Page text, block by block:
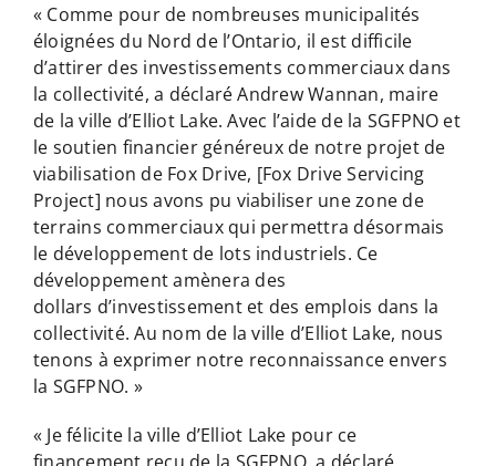
« Comme pour de nombreuses municipalités
éloignées du Nord de l’Ontario, il est difficile
d’attirer des investissements commerciaux dans
la collectivité, a déclaré Andrew Wannan, maire
de la ville d’Elliot Lake. Avec l’aide de la SGFPNO et
le soutien financier généreux de notre projet de
viabilisation de Fox Drive, [Fox Drive Servicing
Project] nous avons pu viabiliser une zone de
terrains commerciaux qui permettra désormais
le développement de lots industriels. Ce
développement amènera des
dollars d’investissement et des emplois dans la
collectivité. Au nom de la ville d’Elliot Lake, nous
tenons à exprimer notre reconnaissance envers
la SGFPNO. »
« Je félicite la ville d’Elliot Lake pour ce